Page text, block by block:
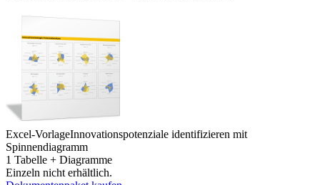
Excel-VorlageInnovationspotenziale identifizieren mit
Spinnendiagramm
1 Tabelle + Diagramme
Einzeln nicht erhältlich.